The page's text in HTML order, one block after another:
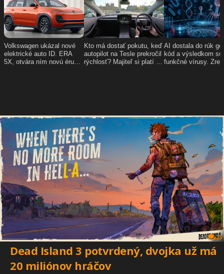
25
Dead Island 3 potvrdený, dvojka už má
20 miliónov hráčov